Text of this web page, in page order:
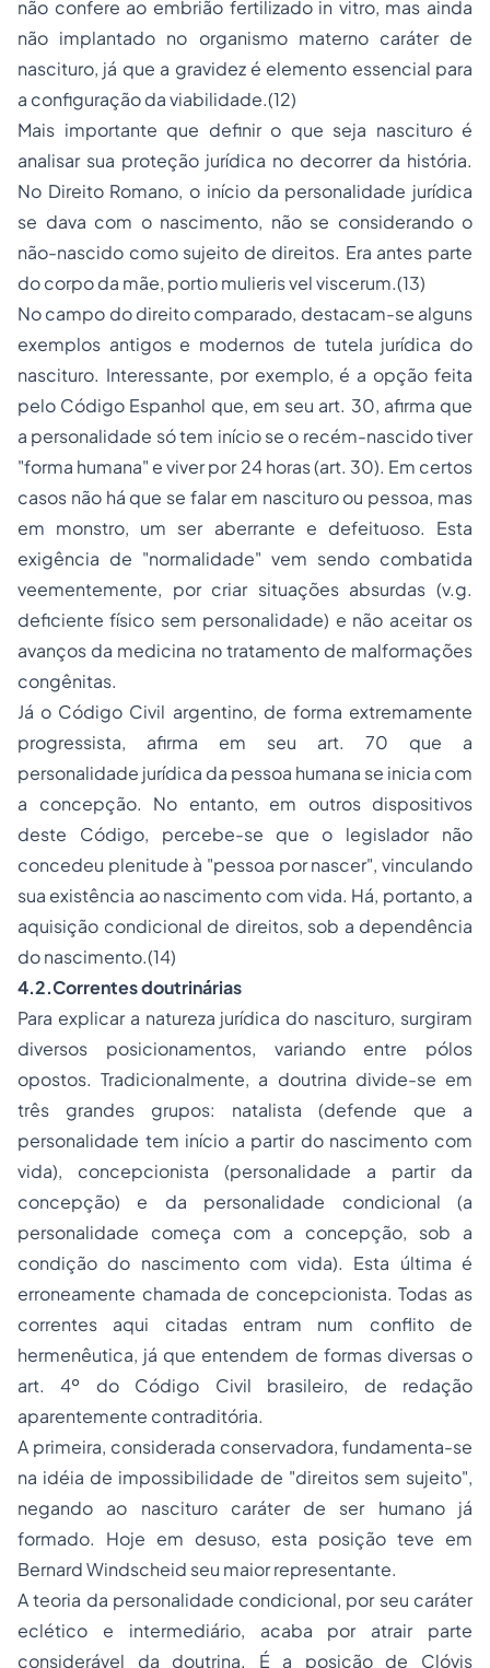
não confere ao embrião fertilizado in vitro, mas ainda
não implantado no organismo materno caráter de
nascituro, já que a gravidez é elemento essencial para
a configuração da viabilidade.(12)
Mais importante que definir o que seja nascituro é
analisar sua proteção jurídica no decorrer da história.
No Direito Romano, o início da personalidade jurídica
se dava com o nascimento, não se considerando o
não-nascido como sujeito de direitos. Era antes parte
do corpo da mãe, portio mulieris vel viscerum.(13)
No campo do direito comparado, destacam-se alguns
exemplos antigos e modernos de tutela jurídica do
nascituro. Interessante, por exemplo, é a opção feita
pelo Código Espanhol que, em seu art. 30, afirma que
a personalidade só tem início se o recém-nascido tiver
"forma humana" e viver por 24 horas (art. 30). Em certos
casos não há que se falar em nascituro ou pessoa, mas
em monstro, um ser aberrante e defeituoso. Esta
exigência de "normalidade" vem sendo combatida
veementemente, por criar situações absurdas (v.g.
deficiente físico sem personalidade) e não aceitar os
avanços da medicina no tratamento de malformações
congênitas.
Já o Código Civil argentino, de forma extremamente
progressista, afirma em seu art. 70 que a
personalidade jurídica da pessoa humana se inicia com
a concepção. No entanto, em outros dispositivos
deste Código, percebe-se que o legislador não
concedeu plenitude à "pessoa por nascer", vinculando
sua existência ao nascimento com vida. Há, portanto, a
aquisição condicional de direitos, sob a dependência
do nascimento.(14)
4.2.Correntes doutrinárias
Para explicar a natureza jurídica do nascituro, surgiram
diversos posicionamentos, variando entre pólos
opostos. Tradicionalmente, a doutrina divide-se em
três grandes grupos: natalista (defende que a
personalidade tem início a partir do nascimento com
vida), concepcionista (personalidade a partir da
concepção) e da personalidade condicional (a
personalidade começa com a concepção, sob a
condição do nascimento com vida). Esta última é
erroneamente chamada de concepcionista. Todas as
correntes aqui citadas entram num conflito de
hermenêutica, já que entendem de formas diversas o
art. 4º do Código Civil brasileiro, de redação
aparentemente contraditória.
A primeira, considerada conservadora, fundamenta-se
na idéia de impossibilidade de "direitos sem sujeito",
negando ao nascituro caráter de ser humano já
formado. Hoje em desuso, esta posição teve em
Bernard Windscheid seu maior representante.
A teoria da personalidade condicional, por seu caráter
eclético e intermediário, acaba por atrair parte
considerável da doutrina. É a posição de Clóvis